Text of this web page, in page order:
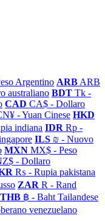
Argentino ARB ARB
australiano BDT Tk -
CAD CA$ - Dollaro
- Yuan Cinese HKD
indiana IDR Rp -
ILS ₪ - Nuovo
MXN MX$ - Peso
- Dollaro
₨ - Rupia pakistana
ZAR R - Rand
THB ฿ - Baht Tailandese
venezuelano